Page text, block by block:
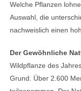
Welche Pflanzen
Auswahl, die
nachweislich einen
Der Gewöhnliche
Wildpflanze des
Grund. Über 2.600